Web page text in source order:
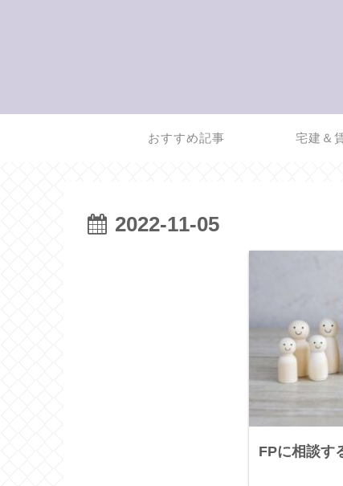
おすすめ記事 宅建＆
2022-11-05
FPに相談す